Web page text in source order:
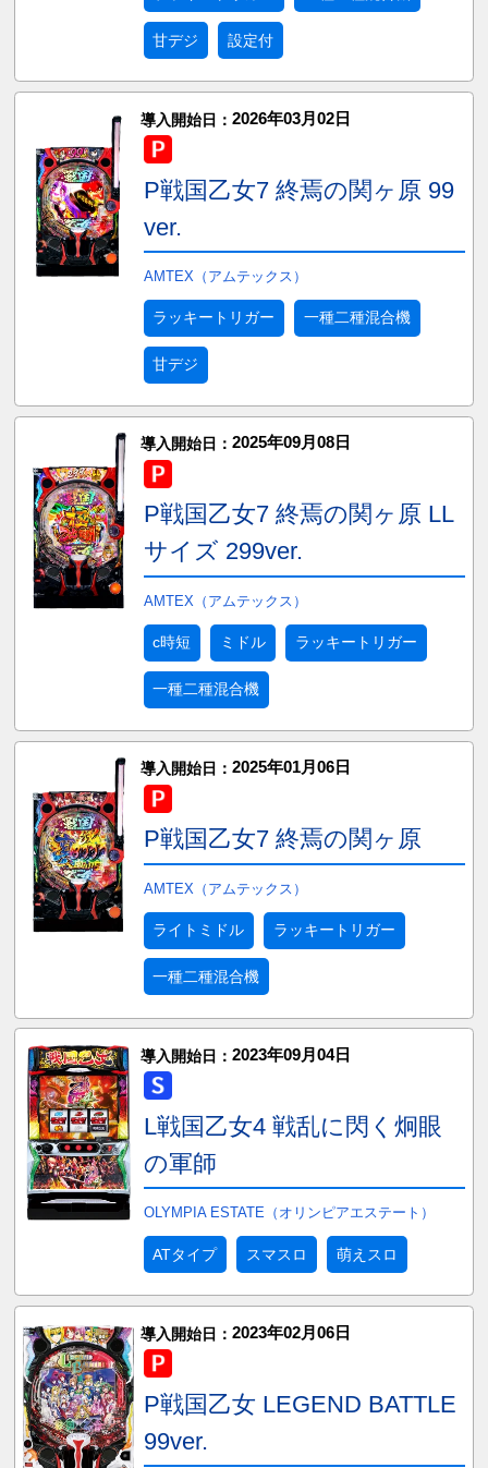
甘デジ 設定付
導入開始日： 2026年03月02日
P戦国乙女7 終焉の関ヶ原 99
ver.
AMTEX（アムテックス）
ラッキートリガー 一種二種混合機
甘デジ
導入開始日： 2025年09月08日
P戦国乙女7 終焉の関ヶ原 LL
サイズ 299ver.
AMTEX（アムテックス）
c時短 ミドル ラッキートリガー
一種二種混合機
導入開始日： 2025年01月06日
P戦国乙女7 終焉の関ヶ原
AMTEX（アムテックス）
ライトミドル ラッキートリガー
一種二種混合機
導入開始日： 2023年09月04日
L戦国乙女4 戦乱に閃く炯眼
の軍師
OLYMPIA ESTATE（オリンピアエステート）
ATタイプ スマスロ 萌えスロ
導入開始日： 2023年02月06日
P戦国乙女 LEGEND BATTLE
99ver.